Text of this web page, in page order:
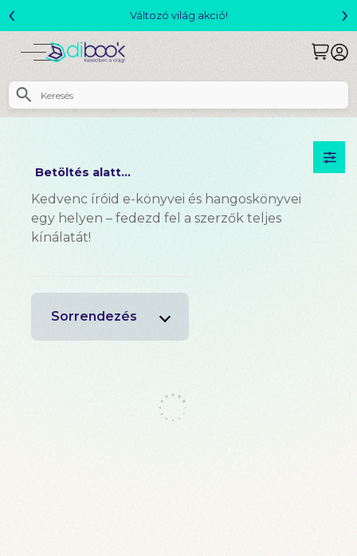
Csomagajánlatok- Akár
‹ ›
Betöltés alatt...
Kedvenc íróid e-könyvei és hangoskönyvei
egy helyen – fedezd fel a szerzők teljes
kínálatát!
Sorrendezés